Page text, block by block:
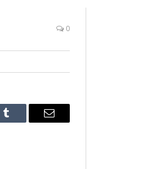
0
Tumblr
E-